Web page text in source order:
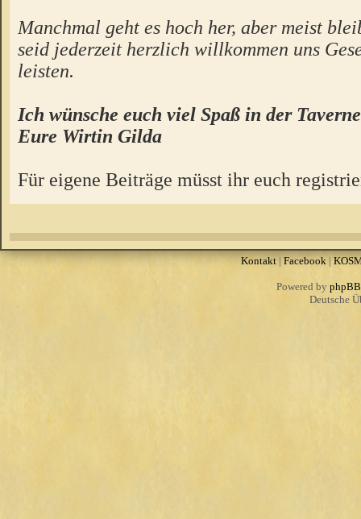
Manchmal geht es hoch her, aber meist
seid jederzeit herzlich willkommen uns
leisten.
Ich wünsche euch viel Spaß in der
Eure Wirtin Gilda
Für eigene Beiträge müsst ihr euch
Kontakt| Facebook |
Powered by phpBB
Deutsche